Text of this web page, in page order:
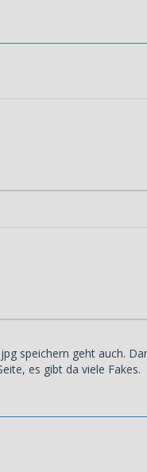
speichern geht auch.
es gibt da viele Fakes.